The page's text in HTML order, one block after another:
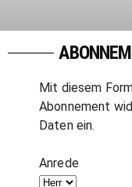
Mit diesem
Abonnement
Daten ein.
Anrede